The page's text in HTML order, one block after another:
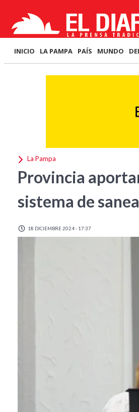
INICIO LA PAMPA PAÍS MUNDO
La Pampa
Provincia
sistema de
18 DICIEMBRE 2024 - 17:37